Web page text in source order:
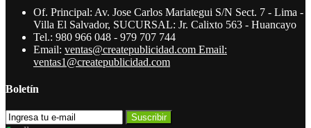
Of. Principal: Av. Jose Carlos Mariategui S/N Sect. 7 - Lima -
Villa El Salvador, SUCURSAL: Jr. Calixto 563 - Huancayo
Tel.: 980 966 048 - 979 707 744
Email: ventas@createpublicidad.com Email:
ventas1@createpublicidad.com
Boletín
Suscribir